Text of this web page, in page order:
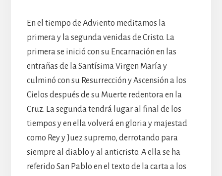
En el tiempo de Adviento meditamos la
primera y la segunda venidas de Cristo. La
primera se inició con su Encarnación en las
entrañas de la Santísima Virgen María y
culminó con su Resurrección y Ascensión a los
Cielos después de su Muerte redentora en la
Cruz. La segunda tendrá lugar al final de los
tiempos y en ella volverá en gloria y majestad
como Rey y Juez supremo, derrotando para
siempre al diablo y al anticristo. A ella se ha
referido San Pablo en el texto de la carta a los